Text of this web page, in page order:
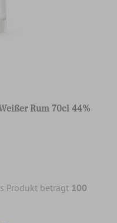
Rum 70cl 44%
Produkt beträgt 100